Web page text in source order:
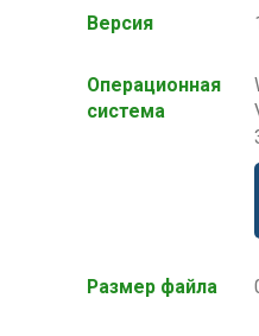
Версия
Операционная
система
Размер файла